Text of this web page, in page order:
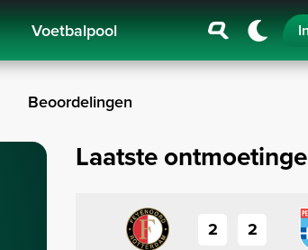
Voetbalpool
Beoordelingen
Laatste
2 2